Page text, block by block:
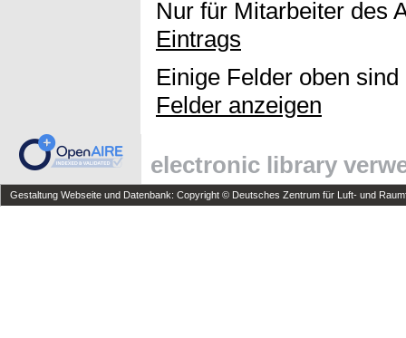
Nur für Mitarbeiter des
Eintrags
Einige Felder oben
Felder anzeigen
electronic library
Gestaltung Webseite und Datenbank: Copyright © Deutsches Zentrum für Luft- und